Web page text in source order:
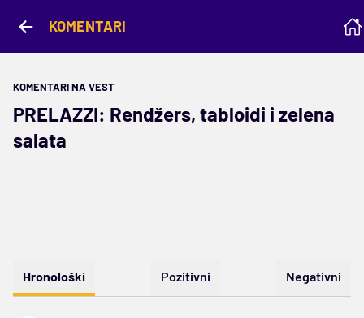
KOMENTARI
KOMENTARI NA VEST
PRELAZZI: Rendžers, tabloidi i zelena
salata
Hronološki Pozitivni Negativni